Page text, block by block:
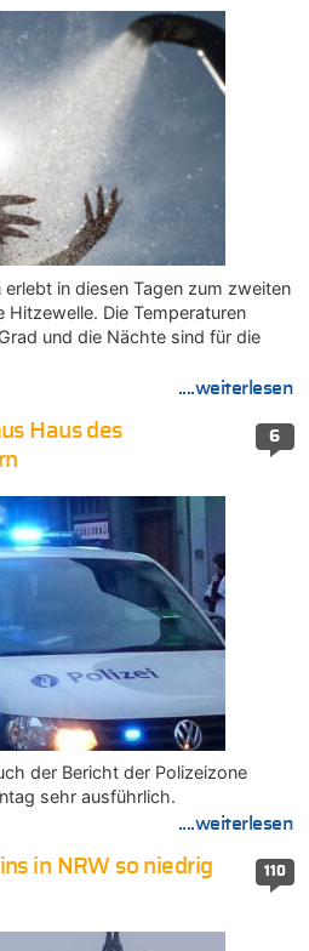
in diesen Tagen zum zweiten
Hitzewelle. Die Temperaturen
und die Nächte sind für die
....weiterlesen
6
Haus des
der Bericht der Polizeizone
sehr ausführlich.
....weiterlesen
110
in NRW so niedrig